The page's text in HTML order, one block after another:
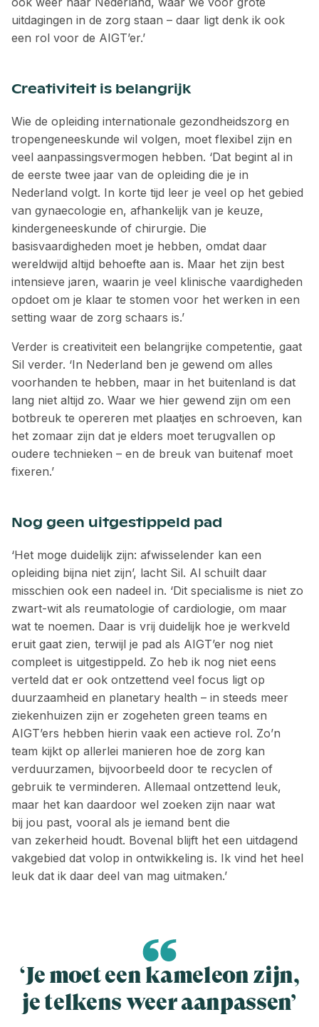
uitdagingen in de zorg staan – daar ligt denk ik ook
een rol voor de AIGT’er.’
Creativiteit is belangrijk
Wie de opleiding internationale gezondheidszorg en
tropengeneeskunde wil volgen, moet flexibel zijn en
veel aanpassingsvermogen hebben. ‘Dat begint al in
de eerste twee jaar van de opleiding die je in
Nederland volgt. In korte tijd leer je veel op het gebied
van gynaecologie en, afhankelijk van je keuze,
kindergenees­kunde of chirurgie. Die
basisvaardigheden moet je hebben, omdat daar
wereldwijd altijd behoefte aan is. Maar het zijn best
intensieve jaren, waarin je veel klinische vaardigheden
opdoet om je klaar te stomen voor het werken in een
setting waar de zorg schaars is.’
Verder is creativiteit een belangrijke competentie, gaat
Sil verder. ‘In Nederland ben je gewend om alles
voorhanden te hebben, maar in het buitenland is dat
lang niet altijd zo. Waar we hier gewend zijn om een
botbreuk te opereren met plaatjes en schroeven, kan
het zomaar zijn dat je elders moet terugvallen op
oudere technieken – en de breuk van buitenaf moet
fixeren.’
Nog geen uitgestippeld pad
‘Het moge duidelijk zijn: afwisselender kan een
opleiding bijna niet zijn’, lacht Sil. Al schuilt daar
misschien ook een nadeel in. ‘Dit specialisme is niet zo
zwart-wit als reumato­logie of cardiologie, om maar
wat te noemen. Daar is vrij duidelijk hoe je werkveld
eruit gaat zien, terwijl je pad als AIGT’er nog niet
compleet is uitgestippeld. Zo heb ik nog niet eens
verteld dat er ook ontzettend veel focus ligt op
duurzaamheid en planetary health – in steeds meer
ziekenhuizen zijn er zogeheten green teams en
AIGT’ers hebben hierin vaak een actieve rol. Zo’n
team kijkt op allerlei manieren hoe de zorg kan
verduurzamen, ­bijvoorbeeld door te recyclen of
gebruik te verminderen. Allemaal ontzettend leuk,
maar het kan daardoor wel zoeken zijn naar wat
bij jou past, vooral als je iemand bent die
van zekerheid houdt. Bovenal blijft het een uitdagend
vakgebied dat volop in ontwikkeling is. Ik vind het heel
leuk dat ik daar deel van mag uitmaken.’
‘Je moet een kameleon zijn,
je telkens weer aanpassen’